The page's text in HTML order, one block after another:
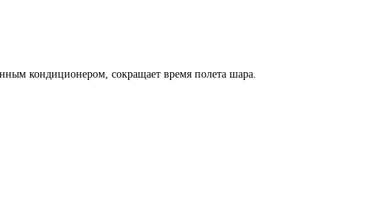
кондиционером, сокращает время полета шара.